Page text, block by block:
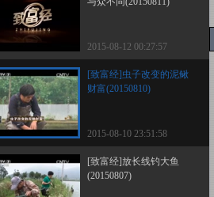
2015-08-12 00:27:57
[致富经]虫子改变的泥鳅
财富(20150810)
2015-08-10 23:51:58
[致富经]放长线钓大鱼
(20150807)